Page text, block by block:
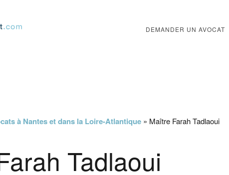
DEMANDER UN AVOCAT
à Nantes et dans la Loire-Atlantique » Maître Farah Tadlaoui
Tadlaoui